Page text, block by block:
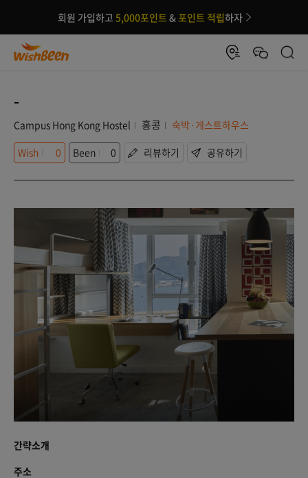
회원 가입하고 5,000포인트 &포인트 적립하자
-
Campus Hong Kong Hostel 홍콩
숙박·게스트하우스
Wish
0 Been 0 리뷰하기 공유하기
간략소개
주소